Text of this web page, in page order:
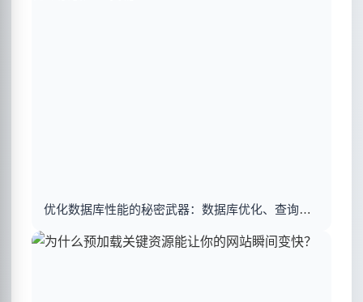
优化数据库性能的秘密武器：数据库优化、查询优化与索引建立揭秘